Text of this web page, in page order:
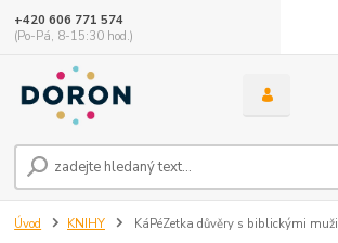
+420 606 771 574
(Po-Pá, 8-15:30 hod.)
Úvod KNIHY KáPéZetka důvěry s biblickými muži